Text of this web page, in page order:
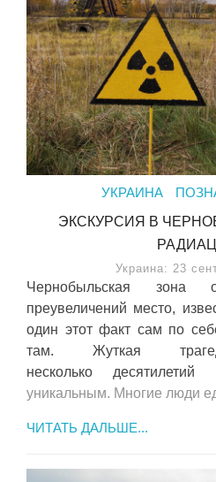
УКРАИНА
ЭКСКУРСИЯ В
Украина: 23
Чернобыльская зона
преувеличений место,
один этот факт сам по
там. Жуткая
несколько
уникальным. Многие люди
ЧИТАТЬ ДАЛЬШЕ...